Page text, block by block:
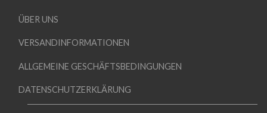
ÜBER UNS
VERSANDINFORMATIONEN
ALLGEMEINE GESCHÄFTSBEDINGUNGEN
DATENSCHUTZERKLÄRUNG